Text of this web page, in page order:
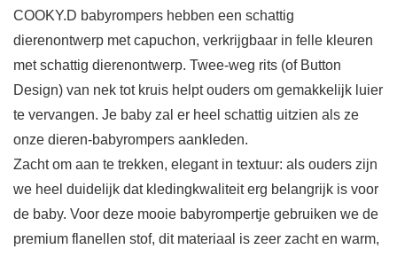
COOKY.D babyrompers hebben een schattig
dierenontwerp met capuchon, verkrijgbaar in felle kleuren
met schattig dierenontwerp. Twee-weg rits (of Button
Design) van nek tot kruis helpt ouders om gemakkelijk luier
te vervangen. Je baby zal er heel schattig uitzien als ze
onze dieren-babyrompers aankleden.
Zacht om aan te trekken, elegant in textuur: als ouders zijn
we heel duidelijk dat kledingkwaliteit erg belangrijk is voor
de baby. Voor deze mooie babyrompertje gebruiken we de
premium flanellen stof, dit materiaal is zeer zacht en warm,